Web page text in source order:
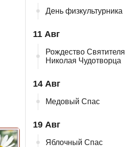
День физкультурника
11 Авг
Рождество Святителя
Николая Чудотворца
14 Авг
Медовый Спас
19 Авг
Яблочный Спас